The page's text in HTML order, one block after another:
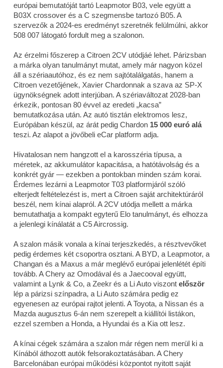
európai bemutatóját tartó Leapmotor B03, vele együtt a
B03X crossover és a C szegmensbe tartozó B05. A
szervezők a 2024-es eredményt szeretnék felülmúlni, akkor
508 007 látogató fordult meg a szalonon.
Az érzelmi főszerep a Citroen 2CV utódjáé lehet. Párizsban
a márka olyan tanulmányt mutat, amely már nagyon közel
áll a szériaautóhoz, és ez nem sajtótalálgatás, hanem a
Citroen vezetőjének, Xavier Chardonnak a szava az SP-X
ügynökségnek adott interjúban. A szériaváltozat 2028-ban
érkezik, pontosan 80 évvel az eredeti „kacsa”
bemutatkozása után. Az autó tisztán elektromos lesz,
Európában készül, az árát pedig Chardon 15 000 euró alá
teszi. Az alapot a jövőbeli eCar platform adja.
Hivatalosan nem hangzott el a karosszéria típusa, a
méretek, az akkumulátor kapacitása, a hatótávolság és a
konkrét gyár — ezekben a pontokban minden szám korai.
Érdemes lezárni a Leapmotor T03 platformjáról szóló
elterjedt feltételezést is, mert a Citroen saját architektúráról
beszél, nem kínai alapról. A 2CV utódja mellett a márka
bemutathatja a kompakt egyterű Elo tanulmányt, és elhozza
a jelenlegi kínálatát a C5 Aircrossig.
A szalon másik vonala a kínai terjeszkedés, a résztvevőket
pedig érdemes két csoportra osztani. A BYD, a Leapmotor, a
Changan és a Maxus a már meglévő európai jelenlétét építi
tovább. A Chery az Omodával és a Jaecooval együtt,
valamint a Lynk & Co, a Zeekr és a Li Auto viszont először
lép a párizsi színpadra, a Li Auto számára pedig ez
egyenesen az európai rajtot jelenti. A Toyota, a Nissan és a
Mazda augusztus 6-án nem szerepelt a kiállítói listákon,
ezzel szemben a Honda, a Hyundai és a Kia ott lesz.
A kínai cégek számára a szalon már régen nem merül ki a
Kínából áthozott autók felsorakoztatásában. A Chery
Barcelonában európai működési központot nyitott saját